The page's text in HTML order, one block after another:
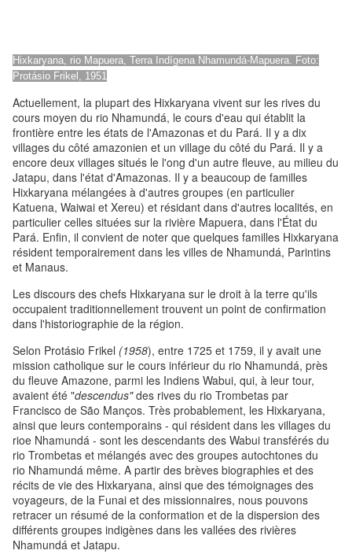
Hixkaryana, rio Mapuera, Terra Indígena Nhamundá-Mapuera. Foto:
Protásio Frikel, 1951
Actuellement, la plupart des Hixkaryana vivent sur les rives du
cours moyen du rio Nhamundá, le cours d'eau qui établit la
frontière entre les états de l'Amazonas et du Pará. Il y a dix
villages du côté amazonien et un village du côté du Pará. Il y a
encore deux villages situés le l'ong d'un autre fleuve, au milieu du
Jatapu, dans l'état d'Amazonas. Il y a beaucoup de familles
Hixkaryana mélangées à d'autres groupes (en particulier
Katuena, Waiwai et Xereu) et résidant dans d'autres localités, en
particulier celles situées sur la rivière Mapuera, dans l'État du
Pará. Enfin, il convient de noter que quelques familles Hixkaryana
résident temporairement dans les villes de Nhamundá, Parintins
et Manaus.
Les discours des chefs Hixkaryana sur le droit à la terre qu'ils
occupaient traditionnellement trouvent un point de confirmation
dans l'historiographie de la région.
Selon Protásio Frikel (1958), entre 1725 et 1759, il y avait une
mission catholique sur le cours inférieur du rio Nhamundá, près
du fleuve Amazone, parmi les Indiens Wabui, qui, à leur tour,
avaient été "descendus" des rives du rio Trombetas par
Francisco de São Manços. Très probablement, les Hixkaryana,
ainsi que leurs contemporains - qui résident dans les villages du
rioe Nhamundá - sont les descendants des Wabui transférés du
rio Trombetas et mélangés avec des groupes autochtones du
rio Nhamundá même. A partir des brèves biographies et des
récits de vie des Hixkaryana, ainsi que des témoignages des
voyageurs, de la Funai et des missionnaires, nous pouvons
retracer un résumé de la conformation et de la dispersion des
différents groupes indigènes dans les vallées des rivières
Nhamundá et Jatapu.